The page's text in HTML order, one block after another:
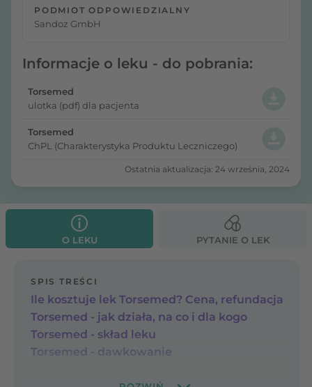
PODMIOT ODPOWIEDZIALNY
Sandoz GmbH
Informacje o leku - do pobrania:
Torsemed
ulotka (pdf) dla pacjenta
Torsemed
ChPL (Charakterystyka Produktu Leczniczego)
Ostatnia aktualizacja: 24 września, 2024
O LEKU PYTANIE O LEK
SPIS TREŚCI
Ile kosztuje lek Torsemed? Cena, refundacja
Torsemed - jak działa, na co i dla kogo
Torsemed - skład leku
Torsemed - dawkowanie